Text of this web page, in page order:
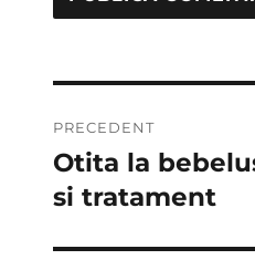
în
articole
PRECEDENT
Articolul
anterior:
Otita la
si tratament